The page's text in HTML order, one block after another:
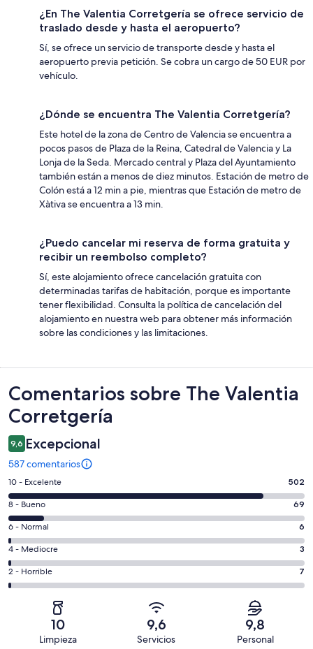
¿En The Valentia Corretgería se ofrece servicio de
traslado desde y hasta el aeropuerto?
Sí, se ofrece un servicio de transporte desde y hasta el
aeropuerto previa petición. Se cobra un cargo de 50 EUR por
vehículo.
¿Dónde se encuentra The Valentia Corretgería?
Este hotel de la zona de Centro de Valencia se encuentra a
pocos pasos de Plaza de la Reina, Catedral de Valencia y La
Lonja de la Seda. Mercado central y Plaza del Ayuntamiento
también están a menos de diez minutos. Estación de metro de
Colón está a 12 min a pie, mientras que Estación de metro de
Xàtiva se encuentra a 13 min.
¿Puedo cancelar mi reserva de forma gratuita y
recibir un reembolso completo?
Sí, este alojamiento ofrece cancelación gratuita con
determinadas tarifas de habitación, porque es importante
tener flexibilidad. Consulta la política de cancelación del
alojamiento en nuestra web para obtener más información
sobre las condiciones y las limitaciones.
Comentarios
Comentarios sobre The Valentia
Corretgería
9,6 Excepcional
587 comentarios
502
comentarios
de
un
total
de
587
con
puntuación
10 - Excelente 502
69
comentarios
de
un
total
de
puntuación
8 - Bueno 69
6
comentarios
de
un
total
6 - Normal 6
3
comentarios
de
4 - Mediocre 3
7
comentarios
2 - Horrible 7
10
Limpieza
9,6
Servicios
9,8
Personal